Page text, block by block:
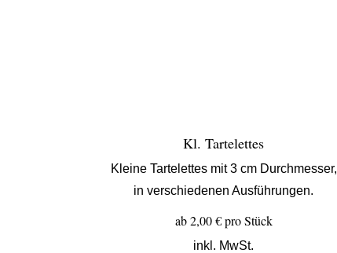
Kl. Tartelettes
Kleine Tartelettes mit 3 cm Durchmesser,
in verschiedenen Ausführungen.
ab 2,00 € pro Stück
inkl. MwSt.